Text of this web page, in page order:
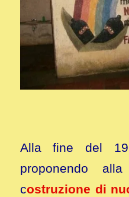
Alla fine del
proponendo
costruzione di